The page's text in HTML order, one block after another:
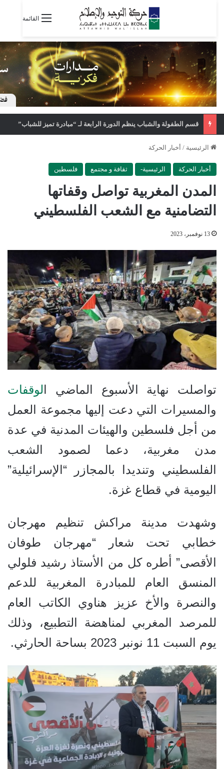
القائمة
قسم الطفولة والشباب ينظم الدورة الرابعة لـ “مبادرة تميز للشباب”
الرئيسية / أخبار الحركة
أخبار الحركة الرئيسية- ثقافة و مجتمع فلسطين
المدن المغربية تواصل وقفاتها
التضامنية مع الشعب الفلسطيني
13 نوفمبر، 2023
تواصلت نهاية الأسبوع الماضي ا لوقفات
والمسيرات التي دعت إليها مجموعة العمل
من أجل فلسطين والهيئات المدنية في عدة
مدن مغربية، دعما لصمود الشعب
الفلسطيني وتنديدا بالمجازر “الإسرائيلية”
اليومية في قطاع غزة.
وشهدت مدينة مراكش تنظيم مهرجان
خطابي تحت شعار “مهرجان طوفان
الأقصى” أطره كل من الأستاذ رشيد فلولي
المنسق العام للمبادرة المغربية للدعم
والنصرة والأخ عزيز هناوي الكاتب العام
للمرصد المغربي لمناهضة التطبيع، وذلك
يوم السبت 11 نونبر 2023 بساحة الحارثي.